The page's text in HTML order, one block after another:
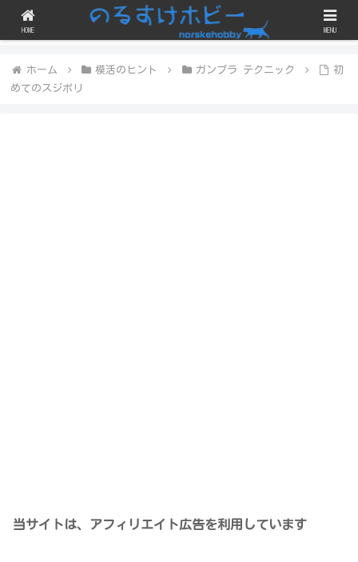
ガンプラのスジボリや改修・改造にチェレンジしつつ、完成品を晒すブログで
す！
ホーム 模活のヒント ガンプラ テクニック
初
めてのスジボリ
当サイトは、アフィリエイト広告を利用しています
HOME MENU